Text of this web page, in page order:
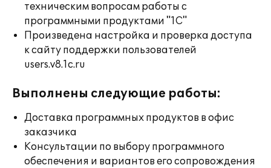
техническим вопросам работы с
программными продуктами "1С"
Произведена настройка и проверка доступа
к сайту поддержки пользователей
users.v8.1c.ru
Выполнены следующие работы:
Доставка программных продуктов в офис
заказчика
Консультации по выбору программного
обеспечения и вариантов его сопровождения